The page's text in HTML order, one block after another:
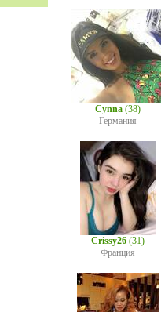
Cynna (38)
Германия
Crissy26 (31)
Франция